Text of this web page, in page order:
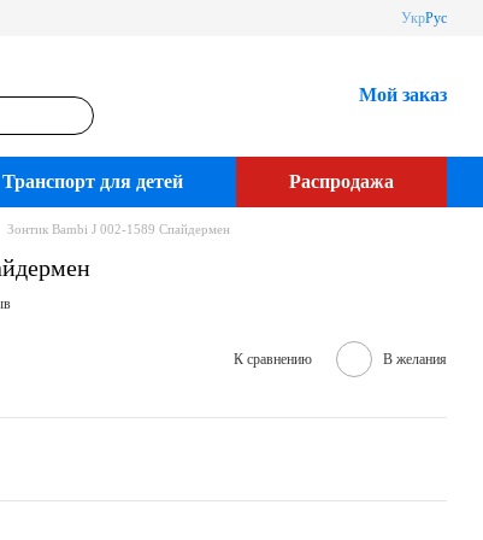
УкрРус
Мой заказ
Транспорт для детей Распродажа
Зонтик Bambi J 002-1589 Спайдермен
К сравнению В желания